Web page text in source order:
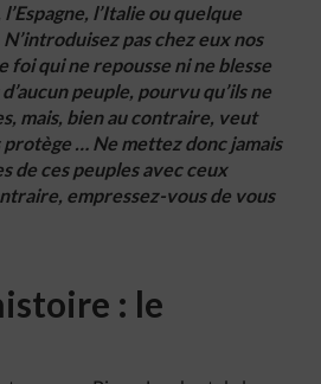
l’Italie ou quelque
pas chez eux nos
foi qui ne repousse ni ne blesse
peuple, pourvu qu’ils ne
mais, bien au contraire, veut
protège … Ne mettez donc jamais
de ces peuples avec ceux
empressez-vous de vous
: le